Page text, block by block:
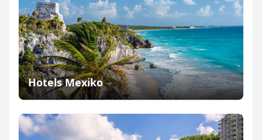
Hotels Mexiko